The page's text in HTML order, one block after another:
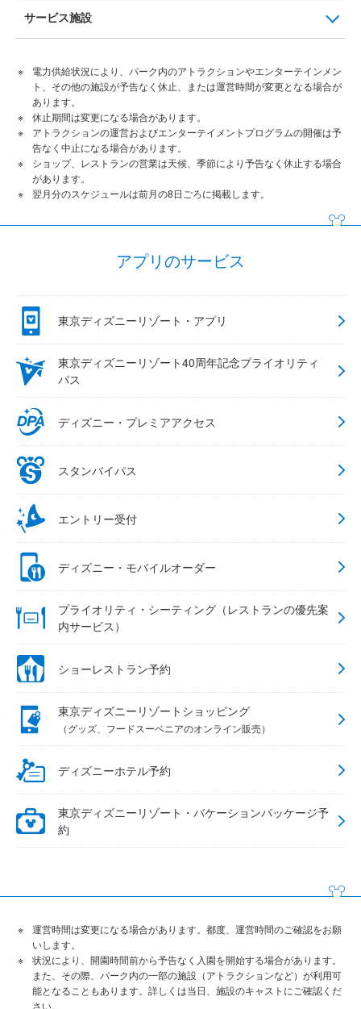
サービス施設
電力供給状況により、パーク内のアトラクションやエンターテインメン
ト、その他の施設が予告なく休止、または運営時間が変更となる場合が
あります。
休止期間は変更になる場合があります。
アトラクションの運営およびエンターテイメントプログラムの開催は予
告なく中止になる場合があります。
ショップ、レストランの営業は天候、季節により予告なく休止する場合
があります。
翌月分のスケジュールは前月の8日ごろに掲載します。
アプリのサービス
東京ディズニーリゾート・アプリ
東京ディズニーリゾート40周年記念プライオリティ
パス
ディズニー・プレミアアクセス
スタンバイパス
エントリー受付
ディズニー・モバイルオーダー
プライオリティ・シーティング（レストランの優先案
内サービス）
ショーレストラン予約
東京ディズニーリゾートショッピング
（グッズ、フードスーベニアのオンライン販売）
ディズニーホテル予約
東京ディズニーリゾート・バケーションパッケージ予
約
運営時間は変更になる場合があります。都度、運営時間のご確認をお願
いします。
状況により、開園時間前から予告なく入園を開始する場合があります。
また、その際、パーク内の一部の施設（アトラクションなど）が利用可
能となることもあります。詳しくは当日、施設のキャストにご確認くだ
さい。